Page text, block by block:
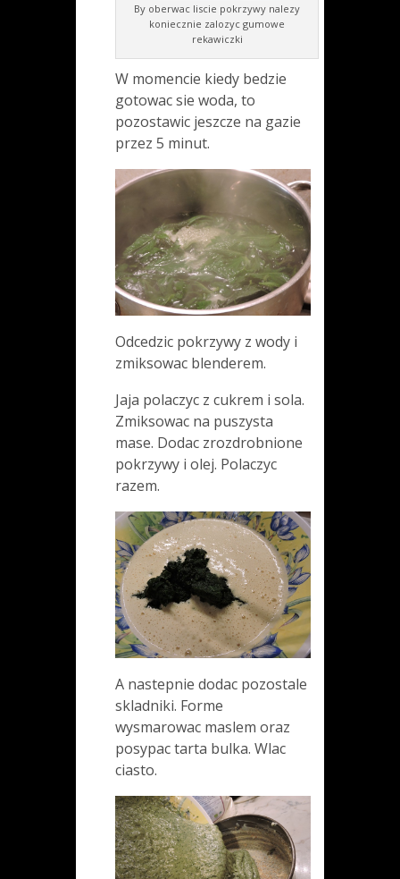
By oberwac liscie pokrzywy nalezy
koniecznie zalozyc gumowe
rekawiczki
W momencie kiedy bedzie
gotowac sie woda, to
pozostawic jeszcze na gazie
przez 5 minut.
Odcedzic pokrzywy z wody i
zmiksowac blenderem.
Jaja polaczyc z cukrem i sola.
Zmiksowac na puszysta
mase. Dodac zrozdrobnione
pokrzywy i olej. Polaczyc
razem.
A nastepnie dodac pozostale
skladniki. Forme
wysmarowac maslem oraz
posypac tarta bulka. Wlac
ciasto.